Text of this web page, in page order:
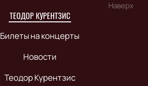
Наверх
ТЕОДОР КУРЕНТЗИС
Билеты на концерты
Новости
Теодор Курентзис